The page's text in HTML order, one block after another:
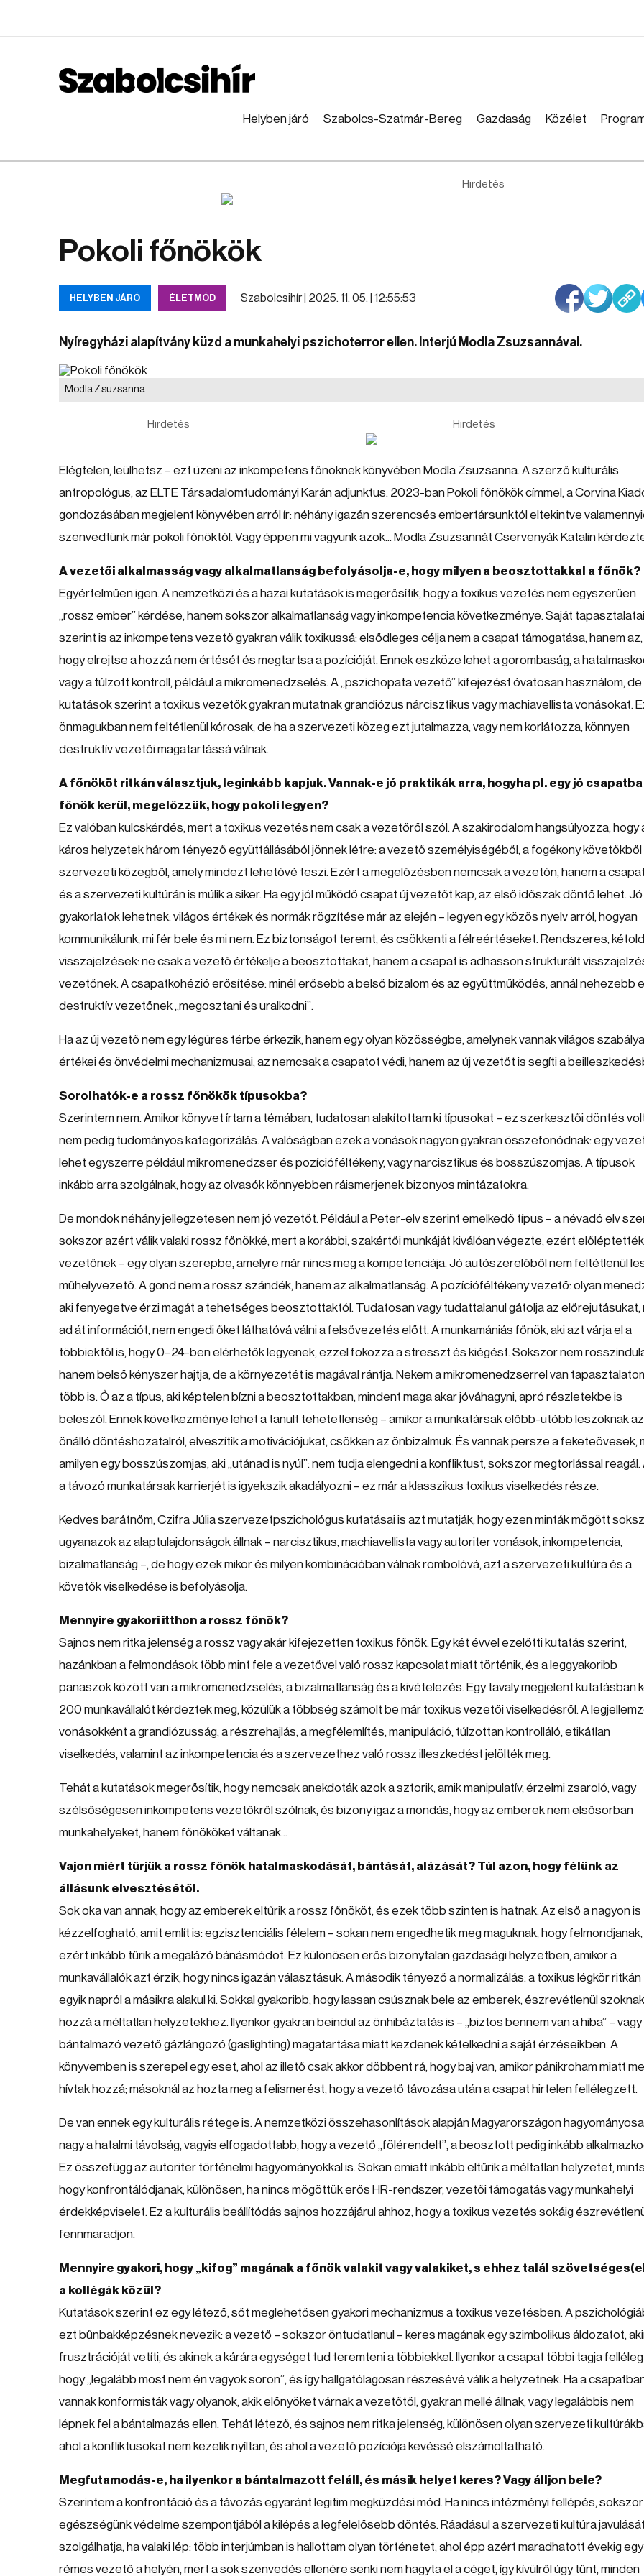
Helyben járó Szabolcs-Szatmár-Bereg Gazdaság Közélet
Hirdetés
Pokoli főnökök
HELYBEN JÁRÓ ÉLETMÓD Szabolcsihír | 2025. 11. 05. | 12:55:53
Nyíregyházi alapítvány küzd a munkahelyi pszichoterror ellen. Interjú Modla Zsuzsannával.
Modla Zsuzsanna
Hirdetés Hirdetés
Elégtelen, leülhetsz – ezt üzeni az inkompetens főnöknek könyvében Modla Zsuzsanna. A szerző kulturális
antropológus, az ELTE Társadalomtudományi Karán adjunktus. 2023-ban Pokoli főnökök címmel, a Corvina
gondozásában megjelent könyvében arról ír: néhány igazán szerencsés embertársunktól eltekintve
szenvedtünk már pokoli főnöktől. Vagy éppen mi vagyunk azok... Modla Zsuzsannát Cservenyák Katalin
A vezetői alkalmasság vagy alkalmatlanság befolyásolja-e, hogy milyen a beosztottakkal a főnök?
Egyértelműen igen. A nemzetközi és a hazai kutatások is megerősítik, hogy a toxikus vezetés nem egyszerűen
„rossz ember” kérdése, hanem sokszor alkalmatlanság vagy inkompetencia következménye. Saját
szerint is az inkompetens vezető gyakran válik toxikussá: elsődleges célja nem a csapat támogatása, hanem az,
hogy elrejtse a hozzá nem értését és megtartsa a pozícióját. Ennek eszköze lehet a gorombaság, a
vagy a túlzott kontroll, például a mikromenedzselés. A „pszichopata vezető” kifejezést óvatosan használom, de
kutatások szerint a toxikus vezetők gyakran mutatnak grandiózus nárcisztikus vagy machiavellista vonásokat.
önmagukban nem feltétlenül kórosak, de ha a szervezeti közeg ezt jutalmazza, vagy nem korlátozza, könnyen
destruktív vezetői magatartássá válnak.
A főnököt ritkán választjuk, leginkább kapjuk. Vannak-e jó praktikák arra, hogyha pl. egy jó csapatba
főnök kerül, megelőzzük, hogy pokoli legyen?
Ez valóban kulcskérdés, mert a toxikus vezetés nem csak a vezetőről szól. A szakirodalom hangsúlyozza, hogy
káros helyzetek három tényező együttállásából jönnek létre: a vezető személyiségéből, a fogékony követőkből
szervezeti közegből, amely mindezt lehetővé teszi. Ezért a megelőzésben nemcsak a vezetőn, hanem a
és a szervezeti kultúrán is múlik a siker. Ha egy jól működő csapat új vezetőt kap, az első időszak döntő lehet. Jó
gyakorlatok lehetnek: világos értékek és normák rögzítése már az elején – legyen egy közös nyelv arról, hogyan
kommunikálunk, mi fér bele és mi nem. Ez biztonságot teremt, és csökkenti a félreértéseket. Rendszeres,
visszajelzések: ne csak a vezető értékelje a beosztottakat, hanem a csapat is adhasson strukturált
vezetőnek. A csapatkohézió erősítése: minél erősebb a belső bizalom és az együttműködés, annál nehezebb
destruktív vezetőnek „megosztani és uralkodni”.
Ha az új vezető nem egy légüres térbe érkezik, hanem egy olyan közösségbe, amelynek vannak világos
értékei és önvédelmi mechanizmusai, az nemcsak a csapatot védi, hanem az új vezetőt is segíti a
Sorolhatók-e a rossz főnökök típusokba?
Szerintem nem. Amikor könyvet írtam a témában, tudatosan alakítottam ki típusokat – ez szerkesztői döntés
nem pedig tudományos kategorizálás. A valóságban ezek a vonások nagyon gyakran összefonódnak: egy
lehet egyszerre például mikromenedzser és pozícióféltékeny, vagy narcisztikus és bosszúszomjas. A típusok
inkább arra szolgálnak, hogy az olvasók könnyebben ráismerjenek bizonyos mintázatokra.
De mondok néhány jellegzetesen nem jó vezetőt. Például a Peter-elv szerint emelkedő típus – a névadó elv
sokszor azért válik valaki rossz főnökké, mert a korábbi, szakértői munkáját kiválóan végezte, ezért előléptették
vezetőnek – egy olyan szerepbe, amelyre már nincs meg a kompetenciája. Jó autószerelőből nem feltétlenül
műhelyvezető. A gond nem a rossz szándék, hanem az alkalmatlanság. A pozícióféltékeny vezető: olyan
aki fenyegetve érzi magát a tehetséges beosztottaktól. Tudatosan vagy tudattalanul gátolja az előrejutásukat,
ad át információt, nem engedi őket láthatóvá válni a felsővezetés előtt. A munkamániás főnök, aki azt várja el a
többiektől is, hogy 0–24-ben elérhetők legyenek, ezzel fokozza a stresszt és kiégést. Sokszor nem
hanem belső kényszer hajtja, de a környezetét is magával rántja. Nekem a mikromenedzserrel van
több is. Ő az a típus, aki képtelen bízni a beosztottakban, mindent maga akar jóváhagyni, apró részletekbe is
beleszól. Ennek következménye lehet a tanult tehetetlenség – amikor a munkatársak előbb-utóbb leszoknak az
önálló döntéshozatalról, elveszítik a motivációjukat, csökken az önbizalmuk. És vannak persze a feketeövesek,
amilyen egy bosszúszomjas, aki „utánad is nyúl”: nem tudja elengedni a konfliktust, sokszor megtorlással reagál.
a távozó munkatársak karrierjét is igyekszik akadályozni – ez már a klasszikus toxikus viselkedés része.
Kedves barátnőm, Czifra Júlia szervezetpszichológus kutatásai is azt mutatják, hogy ezen minták mögött
ugyanazok az alaptulajdonságok állnak – narcisztikus, machiavellista vagy autoriter vonások, inkompetencia,
bizalmatlanság –, de hogy ezek mikor és milyen kombinációban válnak rombolóvá, azt a szervezeti kultúra és a
követők viselkedése is befolyásolja.
Mennyire gyakori itthon a rossz főnök?
Sajnos nem ritka jelenség a rossz vagy akár kifejezetten toxikus főnök. Egy két évvel ezelőtti kutatás szerint,
hazánkban a felmondások több mint fele a vezetővel való rossz kapcsolat miatt történik, és a leggyakoribb
panaszok között van a mikromenedzselés, a bizalmatlanság és a kivételezés. Egy tavaly megjelent kutatásban
200 munkavállalót kérdeztek meg, közülük a többség számolt be már toxikus vezetői viselkedésről. A
vonásokként a grandiózusság, a részrehajlás, a megfélemlítés, manipuláció, túlzottan kontrolláló, etikátlan
viselkedés, valamint az inkompetencia és a szervezethez való rossz illeszkedést jelölték meg.
Tehát a kutatások megerősítik, hogy nemcsak anekdoták azok a sztorik, amik manipulatív, érzelmi zsaroló, vagy
szélsőségesen inkompetens vezetőkről szólnak, és bizony igaz a mondás, hogy az emberek nem elsősorban
munkahelyeket, hanem főnököket váltanak...
Vajon miért tűrjük a rossz főnök hatalmaskodását, bántását, alázását? Túl azon, hogy félünk az
állásunk elvesztésétől.
Sok oka van annak, hogy az emberek eltűrik a rossz főnököt, és ezek több szinten is hatnak. Az első a nagyon is
kézzelfogható, amit említ is: egzisztenciális félelem – sokan nem engedhetik meg maguknak, hogy felmondjanak,
ezért inkább tűrik a megalázó bánásmódot. Ez különösen erős bizonytalan gazdasági helyzetben, amikor a
munkavállalók azt érzik, hogy nincs igazán választásuk. A második tényező a normalizálás: a toxikus légkör ritkán
egyik napról a másikra alakul ki. Sokkal gyakoribb, hogy lassan csúsznak bele az emberek, észrevétlenül szoknak
hozzá a méltatlan helyzetekhez. Ilyenkor gyakran beindul az önhibáztatás is – „biztos bennem van a hiba” – vagy
bántalmazó vezető gázlángozó (gaslighting) magatartása miatt kezdenek kételkedni a saját érzéseikben. A
könyvemben is szerepel egy eset, ahol az illető csak akkor döbbent rá, hogy baj van, amikor pánikroham miatt
hívtak hozzá; másoknál az hozta meg a felismerést, hogy a vezető távozása után a csapat hirtelen fellélegzett.
De van ennek egy kulturális rétege is. A nemzetközi összehasonlítások alapján Magyarországon
nagy a hatalmi távolság, vagyis elfogadottabb, hogy a vezető „fölérendelt”, a beosztott pedig inkább
Ez összefügg az autoriter történelmi hagyományokkal is. Sokan emiatt inkább eltűrik a méltatlan helyzetet,
hogy konfrontálódjanak, különösen, ha nincs mögöttük erős HR-rendszer, vezetői támogatás vagy munkahelyi
érdekképviselet. Ez a kulturális beállítódás sajnos hozzájárul ahhoz, hogy a toxikus vezetés sokáig
fennmaradjon.
Mennyire gyakori, hogy „kifog” magának a főnök valakit vagy valakiket, s ehhez talál
a kollégák közül?
Kutatások szerint ez egy létező, sőt meglehetősen gyakori mechanizmus a toxikus vezetésben. A
ezt bűnbakképzésnek nevezik: a vezető – sokszor öntudatlanul – keres magának egy szimbolikus áldozatot,
frusztrációját vetíti, és akinek a kárára egységet tud teremteni a többiekkel. Ilyenkor a csapat többi tagja
hogy „legalább most nem én vagyok soron”, és így hallgatólagosan részesévé válik a helyzetnek. Ha a
vannak konformisták vagy olyanok, akik előnyöket várnak a vezetőtől, gyakran mellé állnak, vagy legalábbis nem
lépnek fel a bántalmazás ellen. Tehát létező, és sajnos nem ritka jelenség, különösen olyan szervezeti
ahol a konfliktusokat nem kezelik nyíltan, és ahol a vezető pozíciója kevéssé elszámoltatható.
Megfutamodás-e, ha ilyenkor a bántalmazott feláll, és másik helyet keres? Vagy álljon bele?
Szerintem a konfrontáció és a távozás egyaránt legitim megküzdési mód. Ha nincs intézményi fellépés,
egészségünk védelme szempontjából a kilépés a legfelelősebb döntés. Ráadásul a szervezeti kultúra
szolgálhatja, ha valaki lép: több interjúmban is hallottam olyan történetet, ahol épp azért maradhatott évekig egy
rémes vezető a helyén, mert a sok szenvedés ellenére senki nem hagyta el a céget, így kívülről úgy tűnt, minden